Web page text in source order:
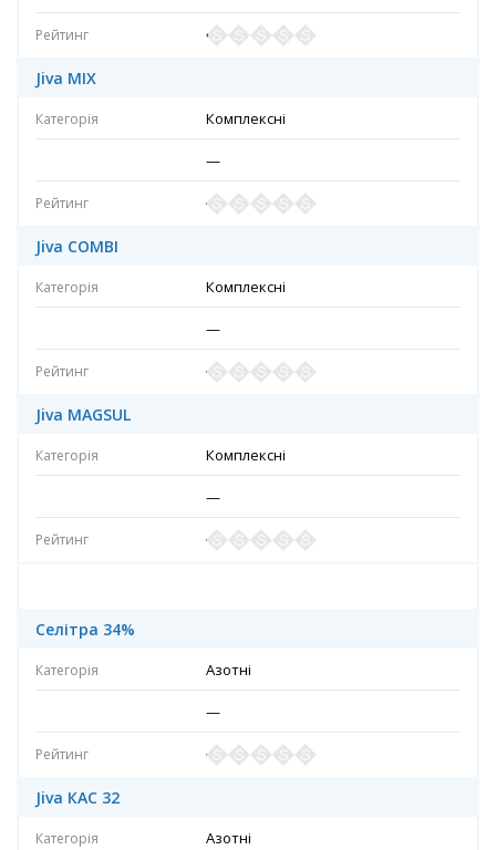
Jiva MIX
Комплексні
—
Jiva COMBI
Комплексні
—
Jiva MAGSUL
Комплексні
—
Селітра 34%
Азотні
—
Jiva КАС 32
Азотні